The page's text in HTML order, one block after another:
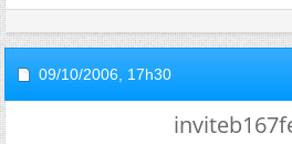
09/10/2006, 17h30